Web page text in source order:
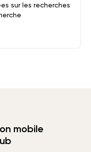
sur les recherches
mobile